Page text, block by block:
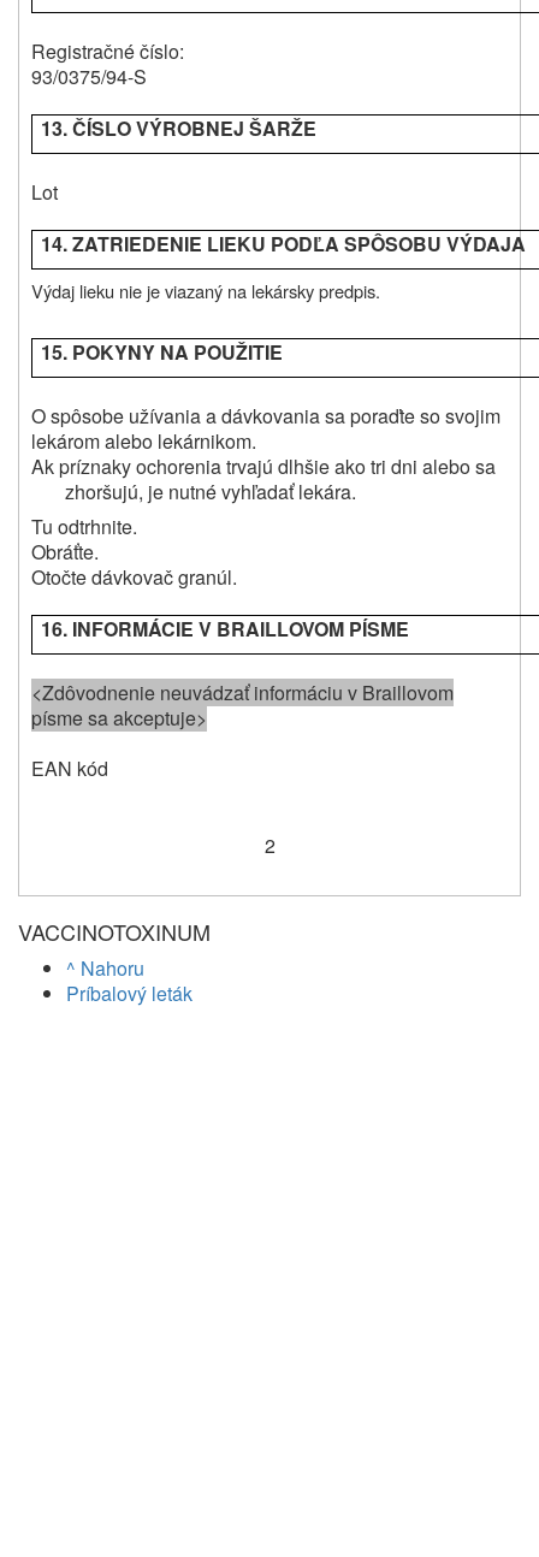
Registračné číslo:
93/0375/94-S
13. ČÍSLO VÝROBNEJ ŠARŽE
Lot
14. ZATRIEDENIE LIEKU PODĽA SPÔSOBU VÝDAJA
Výdaj lieku nie je viazaný na lekársky predpis.
15. POKYNY NA POUŽITIE
O spôsobe užívania a dávkovania sa poraďte so svojim
lekárom alebo lekárnikom.
Ak príznaky ochorenia trvajú dlhšie ako tri dni alebo sa
zhoršujú, je nutné vyhľadať lekára.
Tu odtrhnite.
Obráťte.
Otočte dávkovač granúl.
16. INFORMÁCIE V BRAILLOVOM PÍSME
<Zdôvodnenie neuvádzať informáciu v Braillovom
písme sa akceptuje>
EAN kód
2
VACCINOTOXINUM
^ Nahoru
Príbalový leták